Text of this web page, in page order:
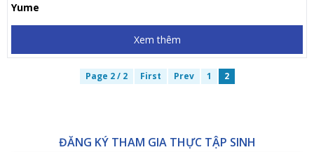
Yume
Xem thêm
Page 2 / 2 First Prev 1 2
ĐĂNG KÝ THAM GIA THỰC TẬP SINH